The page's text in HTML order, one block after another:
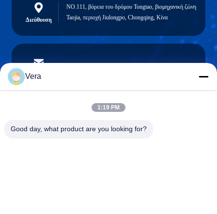
Διεύθυνση
NO.111, βόρεια του δρόμου Tongtao, βιομηχανική ζώνη
Taojia, περιοχή Jiulongpo, Chongqing, Κίνα
Ηλεκτρονικό
Τηλέφωνο
Vera
1:19 PM
Good day, what product are you looking for?